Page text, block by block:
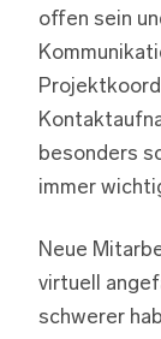
offen sein
besonders
immer
Neue
virtuell
schwerer